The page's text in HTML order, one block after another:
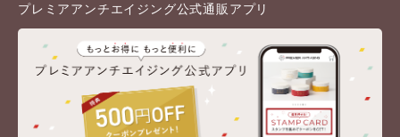
プレミアアンチエイジング公式通販アプリ